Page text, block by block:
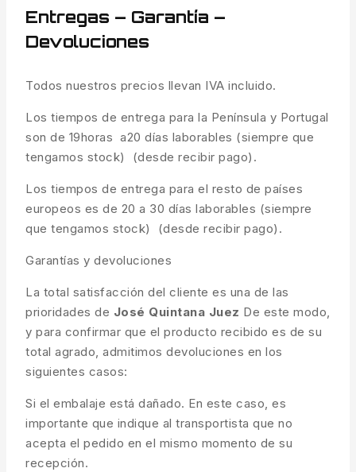
Entregas – Garantía –
Devoluciones
Todos nuestros precios llevan IVA incluido.
Los tiempos de entrega para la Península y Portugal
son de 19horas a20 días laborables (siempre que
tengamos stock) (desde recibir pago).
Los tiempos de entrega para el resto de países
europeos es de 20 a 30 días laborables (siempre
que tengamos stock) (desde recibir pago).
Garantías y devoluciones
La total satisfacción del cliente es una de las
prioridades de José Quintana Juez De este modo,
y para confirmar que el producto recibido es de su
total agrado, admitimos devoluciones en los
siguientes casos:
Si el embalaje está dañado. En este caso, es
importante que indique al transportista que no
acepta el pedido en el mismo momento de su
recepción.